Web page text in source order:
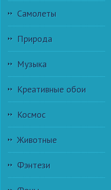
Самолеты
Природа
Музыка
Креативные обои
Космос
Животные
Фэнтези